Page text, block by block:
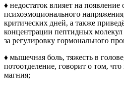
♦ недостаток влияет на появление
психоэмоционального
критических дней, а также
концентрации пептидных
за регулировку гормонального
♦ мышечная боль, тяжесть в
потоотделение, говорит о том,
магния;